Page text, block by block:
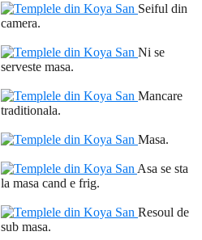
Seiful din
camera.
Ni se
serveste masa.
Mancare
traditionala.
Masa.
Asa se sta
la masa cand e frig.
Resoul de
sub masa.